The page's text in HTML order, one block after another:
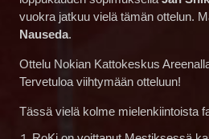
vuokra jatkuu vielä tämän ottelun.
Nauseda
Ottelu Nokian Kattokeskus
Tervetuloa viihtymään otteluun!
Tässä vielä kolme mielenkiintoista
RoKi on voittanut Mestiksessä